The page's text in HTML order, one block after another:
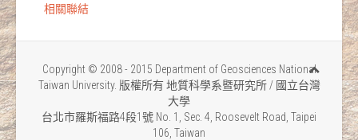
相關聯結
Copyright © 2008 - 2015 Department of Geosciences National
Taiwan University. 版權所有 地質科學系暨研究所 / 國立台灣
大學
台北市羅斯福路4段1號 No. 1, Sec. 4, Roosevelt Road, Taipei
106, Taiwan